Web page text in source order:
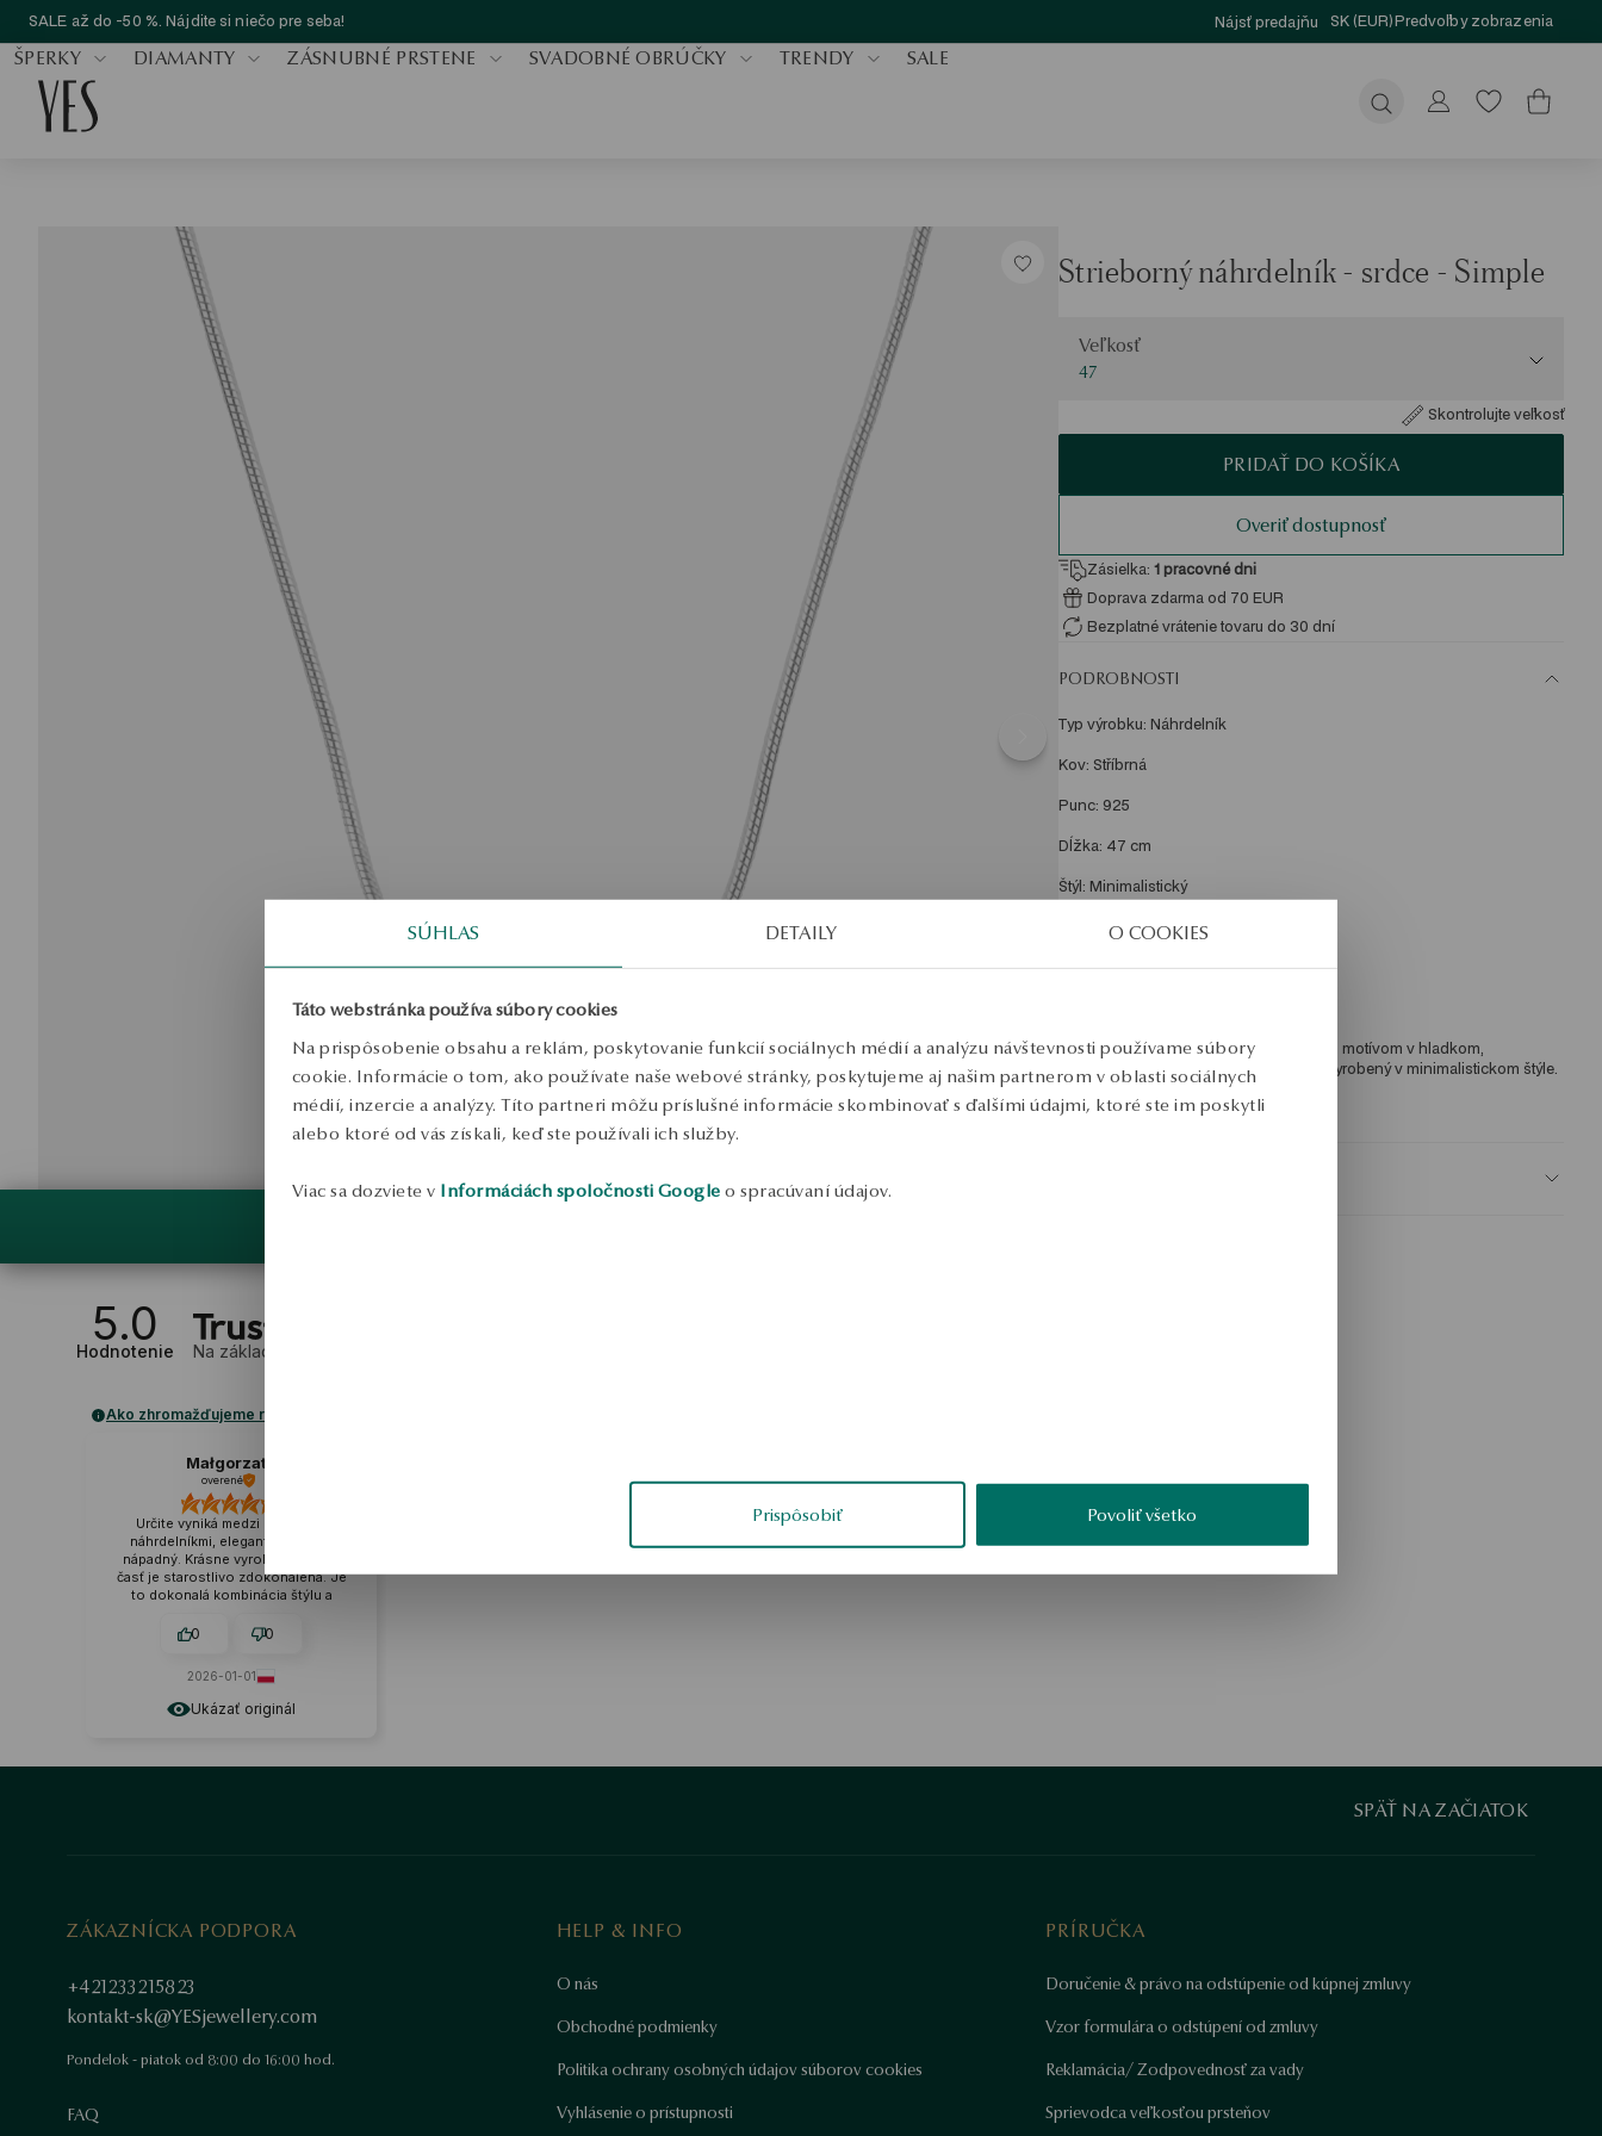
SÚHLAS DETAILY O COOKIES
Táto webstránka používa súbory cookies
Na prispôsobenie obsahu a reklám, poskytovanie funkcií sociálnych médií a analýzu návštevnosti používame súbory
cookie. Informácie o tom, ako používate naše webové stránky, poskytujeme aj našim partnerom v oblasti sociálnych
médií, inzercie a analýzy. Títo partneri môžu príslušné informácie skombinovať s ďalšími údajmi, ktoré ste im poskytli
alebo ktoré od vás získali, keď ste používali ich služby.
Viac sa dozviete v Informáciách spoločnosti Google o spracúvaní údajov.
Prispôsobiť Povoliť všetko
SALE až do -50 %. Nájdite si niečo pre seba! Nájsť predajňu SK (EUR)Predvoľby zobrazenia
ŠPERKY DIAMANTY ZÁSNUBNÉ PRSTENE SVADOBNÉ OBRÚČKY TRENDY SALE
Odoslať
Strieborný náhrdelník - srdce - Simple
Veľkosť
47
Skontrolujte veľkosť
PRIDAŤ DO KOŠÍKA
Overiť dostupnosť
Zásielka: 1 pracovné dni
Doprava zdarma od 70 EUR
Bezplatné vrátenie tovaru do 30 dní
PODROBNOSTI
Typ výrobku: Náhrdelník
Kov: Stříbrná
Punc: 925
Dĺžka: 47 cm
Štýl: Minimalistický
Téma: srdce
Priemerná hmotnosť: 3,8 g
Náhrdelník zo striebra 925 so srdcovým motívom v hladkom,
konvexnom tvare. Jednoduchý model vyrobený v minimalistickom štýle.
SKU: NS53577-BB047-000000-000
5.0
Hodnotenie Na základe
Ako zhromažďujeme recenzie?
Ukázať originál
Małgorzata
overené
Určite vyniká medzi ostatnými
náhrdelníkmi, elegantný, ale nie
nápadný. Krásne vyrobené, každá
časť je starostlivo zdokonalená. Je
to dokonalá kombinácia štýlu a
0 0
2026-01-01
SPÄŤ NA ZAČIATOK
ZÁKAZNÍCKA PODPORA
+421233215823
kontakt-sk@YESjewellery.com
Pondelok - piatok od 8:00 do 16:00 hod.
FAQ
HELP & INFO
O nás
Obchodné podmienky
Politika ochrany osobných údajov súborov cookies
Vyhlásenie o prístupnosti
PRÍRUČKA
Doručenie & právo na odstúpenie od kúpnej zmluvy
Vzor formulára o odstúpení od zmluvy
Reklamácia/ Zodpovednosť za vady
Sprievodca veľkosťou prsteňov